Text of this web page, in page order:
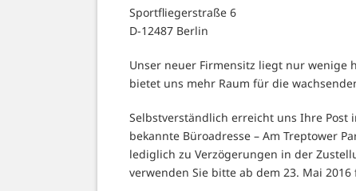
Sportfliegerstraße 6
D-12487 Berlin
Unser neuer Firmensitz liegt nur wenige
bietet uns mehr Raum für die
Selbstverständlich erreicht uns Ihre
bekannte Büroadresse – Am Treptower
lediglich zu Verzögerungen in der
verwenden Sie bitte ab dem 23. Mai